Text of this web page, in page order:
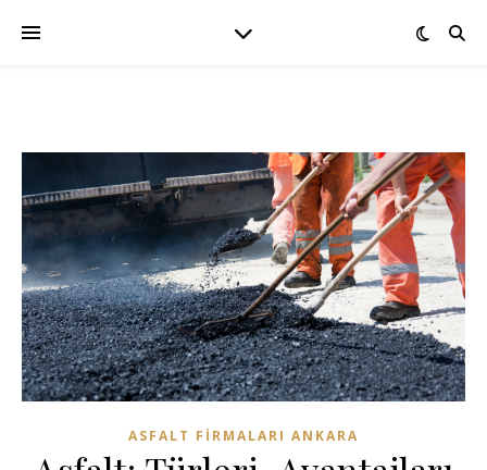
ASFALT FIRMALARI ANKARA